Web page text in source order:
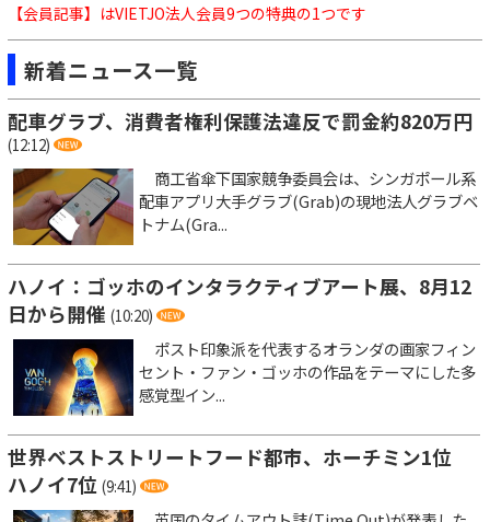
【会員記事】はVIETJO法人会員9つの特典の1つです
新着ニュース一覧
配車グラブ、消費者権利保護法違反で罰金約820万円
(12:12)
商工省傘下国家競争委員会は、シンガポール系
配車アプリ大手グラブ(Grab)の現地法人グラブベ
トナム(Gra...
ハノイ：ゴッホのインタラクティブアート展、8月12
日から開催 (10:20)
ポスト印象派を代表するオランダの画家フィン
セント・ファン・ゴッホの作品をテーマにした多
感覚型イン...
世界ベストストリートフード都市、ホーチミン1位
ハノイ7位 (9:41)